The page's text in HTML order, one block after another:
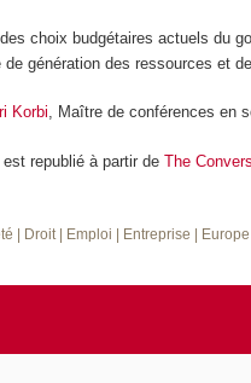
choix budgétaires actuels du
de génération des ressources et
Korbi, Maître de conférences en
est republié à partir deThe
| Droit | Emploi | Entreprise | Europe